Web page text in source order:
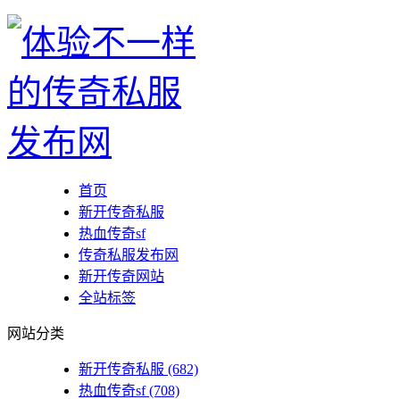
首页
新开传奇私服
热血传奇sf
传奇私服发布网
新开传奇网站
全站标签
网站分类
新开传奇私服 (682)
热血传奇sf(708)